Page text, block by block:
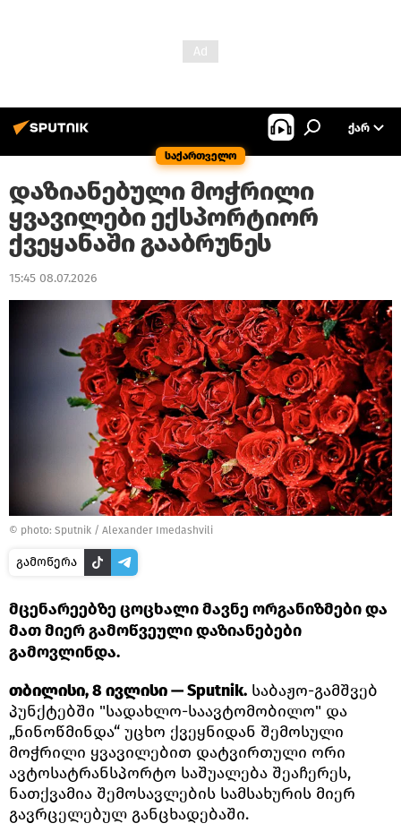
საქართველო
ᲥᲐᲠ
დაზიანებული მოჭრილი
ყვავილები ექსპორტიორ
ქვეყანაში გააბრუნეს
15:45 08.07.2026
© photo: Sputnik / Alexander Imedashvili
გამოწერა
მცენარეებზე ცოცხალი მავნე ორგანიზმები და
მათ მიერ გამოწვეული დაზიანებები
გამოვლინდა.
თბილისი, 8 ივლისი — Sputnik. საბაჟო-გამშვებ
პუნქტებში "სადახლო-საავტომობილო" და
„ნინოწმინდა“ უცხო ქვეყნიდან შემოსული
მოჭრილი ყვავილებით დატვირთული ორი
ავტოსატრანსპორტო საშუალება შეაჩერეს,
ნათქვამია შემოსავლების სამსახურის მიერ
გავრცელებულ განცხადებაში.